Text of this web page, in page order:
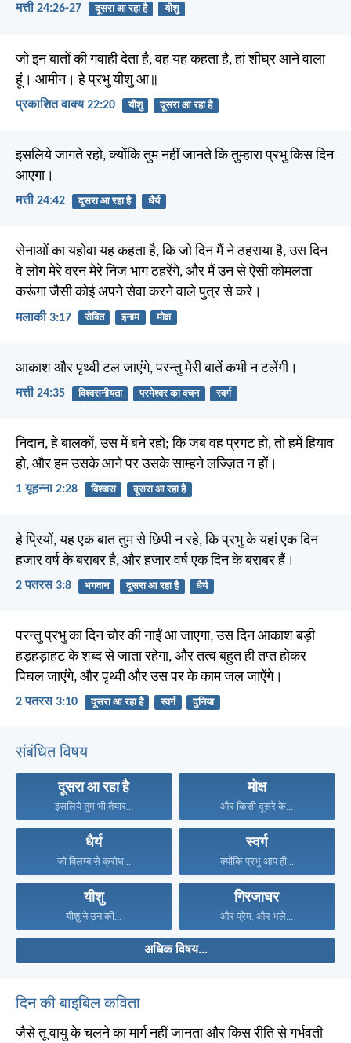
मत्ती 24:26-27 दूसरा आ रहा है यीशु
जो इन बातों की गवाही देता है, वह यह कहता है, हां शीघ्र आने वाला
हूं। आमीन। हे प्रभु यीशु आ॥
प्रकाशित वाक्य 22:20 यीशु दूसरा आ रहा है
इसलिये जागते रहो, क्योंकि तुम नहीं जानते कि तुम्हारा प्रभु किस दिन
आएगा।
मत्ती 24:42 दूसरा आ रहा है धैर्य
सेनाओं का यहोवा यह कहता है, कि जो दिन मैं ने ठहराया है, उस दिन
वे लोग मेरे वरन मेरे निज भाग ठहरेंगे, और मैं उन से ऐसी कोमलता
करूंगा जैसी कोई अपने सेवा करने वाले पुत्र से करे।
मलाकी 3:17 सेवित इनाम मोक्ष
आकाश और पृथ्वी टल जाएंगे, परन्तु मेरी बातें कभी न टलेंगी।
मत्ती 24:35 विश्वसनीयता परमेश्वर का वचन स्वर्ग
निदान, हे बालकों, उस में बने रहो; कि जब वह प्रगट हो, तो हमें हियाव
हो, और हम उसके आने पर उसके साम्हने लज्ज़ित न हों।
1 यूहन्ना 2:28 विश्वास दूसरा आ रहा है
हे प्रियों, यह एक बात तुम से छिपी न रहे, कि प्रभु के यहां एक दिन
हजार वर्ष के बराबर है, और हजार वर्ष एक दिन के बराबर हैं।
2 पतरस 3:8 भगवान दूसरा आ रहा है धैर्य
परन्तु प्रभु का दिन चोर की नाईं आ जाएगा, उस दिन आकाश बड़ी
हड़हड़ाहट के शब्द से जाता रहेगा, और तत्व बहुत ही तप्त होकर
पिघल जाएंगे, और पृथ्वी और उस पर के काम जल जाऐंगे।
2 पतरस 3:10 दूसरा आ रहा है स्वर्ग दुनिया
संबंधित विषय
दूसरा आ रहा है
इसलिये तुम भी तैयार...
मोक्ष
और किसी दूसरे के...
धैर्य
जो विलम्ब से क्रोध...
स्वर्ग
क्योंकि प्रभु आप ही...
यीशु
यीशु ने उन की...
गिरजाघर
और प्रेम, और भले...
अधिक विषय...
दिन की बाइबिल कविता
जैसे तू वायु के चलने का मार्ग नहीं जानता और किस रीति से गर्भवती